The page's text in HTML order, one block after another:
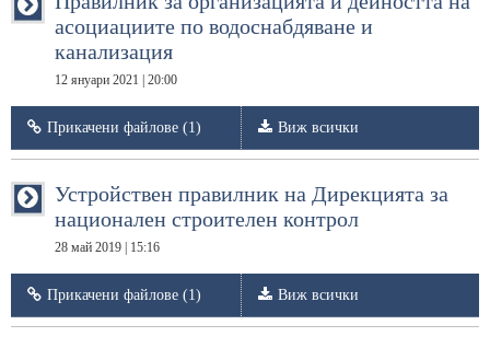
асоциациите по водоснабдяване и
канализация
12 януари 2021 | 20:00
Прикачени файлове (1) Виж всички
Устройствен правилник на Дирекцията за
национален строителен контрол
28 май 2019 | 15:16
Прикачени файлове (1) Виж всички